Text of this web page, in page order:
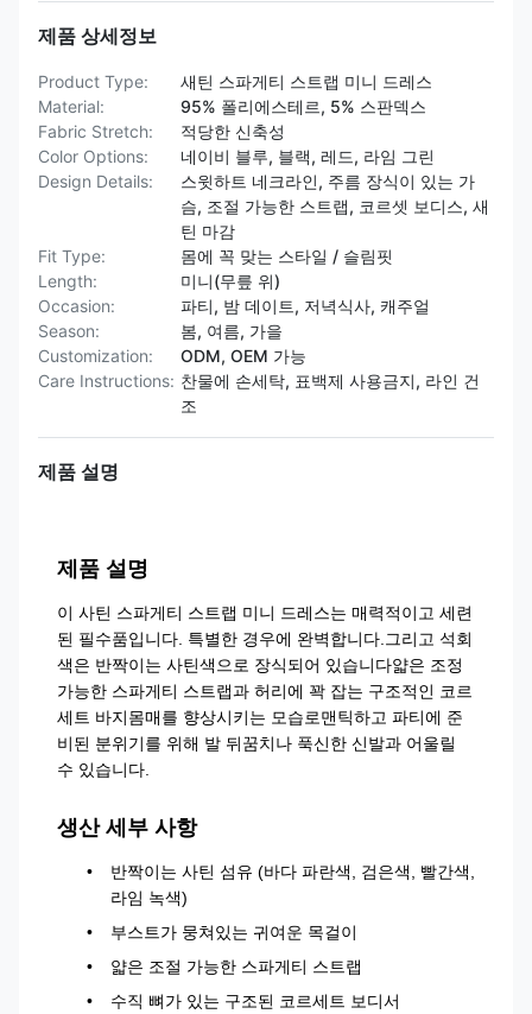
제품 상세정보
Product Type:
새틴 스파게티 스트랩 미니 드레스
Material:
95% 폴리에스테르, 5% 스판덱스
Fabric Stretch:
적당한 신축성
Color Options:
네이비 블루, 블랙, 레드, 라임 그린
Design Details:
스윗하트 네크라인, 주름 장식이 있는 가
슴, 조절 가능한 스트랩, 코르셋 보디스, 새
틴 마감
Fit Type:
몸에 꼭 맞는 스타일 / 슬림핏
Length:
미니(무릎 위)
Occasion:
파티, 밤 데이트, 저녁식사, 캐주얼
Season:
봄, 여름, 가을
Customization:
ODM, OEM 가능
Care Instructions: 찬물에 손세탁, 표백제 사용금지, 라인 건
조
제품 설명
제품 설명
이 사틴 스파게티 스트랩 미니 드레스는 매력적이고 세련
된 필수품입니다. 특별한 경우에 완벽합니다.그리고 석회
색은 반짝이는 사틴색으로 장식되어 있습니다얇은 조정
가능한 스파게티 스트랩과 허리에 꽉 잡는 구조적인 코르
세트 바지몸매를 향상시키는 모습로맨틱하고 파티에 준
비된 분위기를 위해 발 뒤꿈치나 푹신한 신발과 어울릴
수 있습니다.
생산 세부 사항
반짝이는 사틴 섬유 (바다 파란색, 검은색, 빨간색,
라임 녹색)
부스트가 뭉쳐있는 귀여운 목걸이
얇은 조절 가능한 스파게티 스트랩
수직 뼈가 있는 구조된 코르세트 보디서